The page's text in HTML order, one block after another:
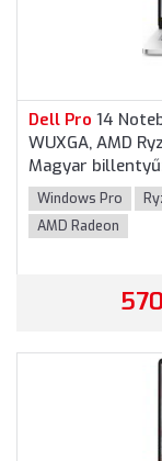
Dell Pro 14
WUXGA, AMD
Magyar
garancia,
Windows Pro
AMD Radeon